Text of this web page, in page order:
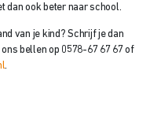
dan ook beter naar school.
van je kind? Schrijf je dan
bellen op 0578-67 67 67 of
.